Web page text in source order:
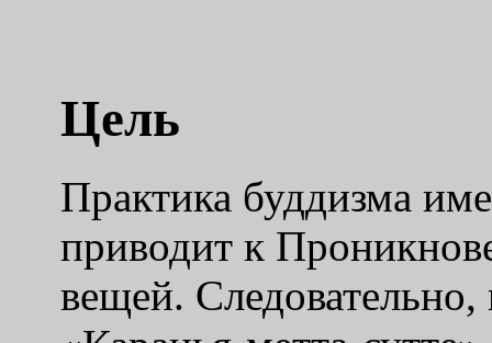
Цель
Практика буддизма
приводит к
вещей. Следовательно,